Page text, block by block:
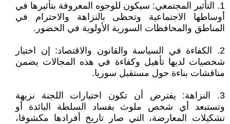
1. التأثير المجتمعي: سيكون للوجوه المعروفة بتأثيرها في
أوساطها الاجتماعية وتحظى بالنزاهة والاحترام في
المناطق والمحافظات السورية الأولوية في الحضور.
2. الكفاءة في السياسة والقانون والاقتصاد: إن اختيار
شخصيات لديها تأهيل وكفاءة في هذه المجالات يضمن
مناقشات بناءة حول مستقبل سوريا.
3. النزاهة: يفترض أن تكون اختيارات اللجنة نزيهة
وتستبعد أي شخص ملوث بفساد السلطة البائدة أو
تشكيلات المعارضة، التي صار تاريخ أفرادها مكشوفا،